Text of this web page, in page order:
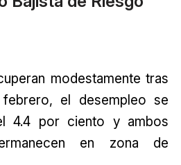
modestamente tras
el desempleo se
4.4 por ciento y ambos
en zona de